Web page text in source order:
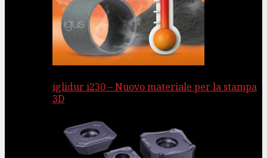
iglidur i230 – Nuovo materiale per la stampa
3D